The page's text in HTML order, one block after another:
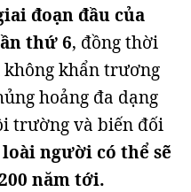
đoạn đầu của
thứ 6, đồng thời
không khẩn trương
hoảng đa dạng
trường và biến đối
người có thể sẽ
năm tới.